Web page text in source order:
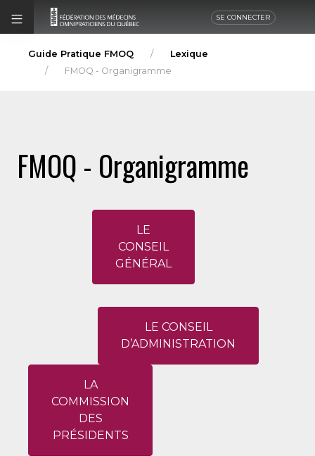
SE CONNECTER
Guide Pratique FMOQ
Lexique
FMOQ - Organigramme
FMOQ - Organigramme
LE
CONSEIL
GÉNÉRAL
LE CONSEIL
D’ADMINISTRATION
LA
COMMISSION
DES
PRÉSIDENTS